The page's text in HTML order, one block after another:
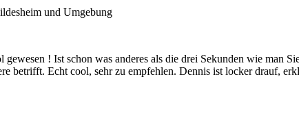
und Umgebung
! Ist schon was anderes als die drei Sekunden wie man
betrifft. Echt cool, sehr zu empfehlen. Dennis ist locker drauf,